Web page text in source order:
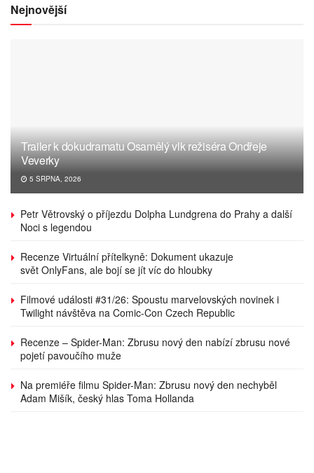
Nejnovější
Trailer k dokudramatu Osamělý vlk režiséra Ondřeje
Veverky
5 SRPNA, 2026
Petr Větrovský o příjezdu Dolpha Lundgrena do Prahy a další
Noci s legendou
Recenze Virtuální přítelkyně: Dokument ukazuje
svět OnlyFans, ale bojí se jít víc do hloubky
Filmové události #31/26: Spoustu marvelovských novinek i
Twilight návštěva na Comic-Con Czech Republic
Recenze – Spider-Man: Zbrusu nový den nabízí zbrusu nové
pojetí pavoučího muže
Na premiéře filmu Spider-Man: Zbrusu nový den nechyběl
Adam Mišík, český hlas Toma Hollanda